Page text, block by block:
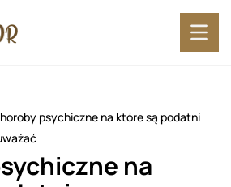
psychiczne na które są podatni
na